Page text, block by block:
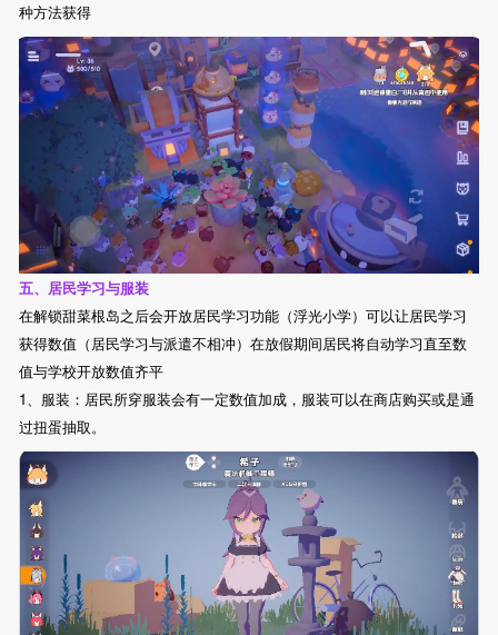
种方法获得
五、居民学习与服装
在解锁甜菜根岛之后会开放居民学习功能（浮光小学）可以让居民学习
获得数值（居民学习与派遣不相冲）在放假期间居民将自动学习直至数
值与学校开放数值齐平
1、服装：居民所穿服装会有一定数值加成，服装可以在商店购买或是通
过扭蛋抽取。